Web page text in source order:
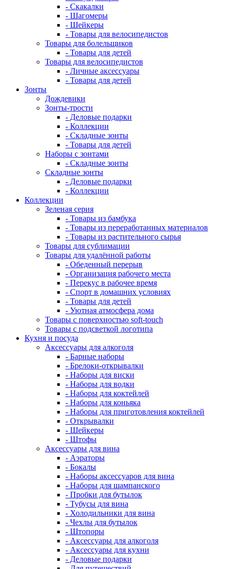
- Скакалки
- Шагомеры
- Шейкеры
- Товары для велосипедистов
Товары для болельщиков
- Товары для детей
Товары для велосипедистов
- Личные аксессуары
- Товары для детей
Зонты
Дождевики
Зонты-трости
- Деловые подарки
- Коллекции
- Складные зонты
- Товары для детей
Наборы с зонтами
- Складные зонты
Складные зонты
- Деловые подарки
- Коллекции
Коллекции
Зеленая серия
- Товары из бамбука
- Товары из переработанных материалов
- Товары из растительного сырья
Товары для сублимации
Товары для удалённой работы
- Обеденный перерыв
- Организация рабочего места
- Перекус в рабочее время
- Спорт в домашних условиях
- Товары для детей
- Уютная атмосфера дома
Товары с поверхностью soft-touch
Товары с подсветкой логотипа
Кухня и посуда
Аксессуары для алкоголя
- Барные наборы
- Брелоки-открывалки
- Наборы для виски
- Наборы для водки
- Наборы для коктейлей
- Наборы для коньяка
- Наборы для приготовления коктейлей
- Открывалки
- Шейкеры
- Штофы
Аксессуары для вина
- Аэраторы
- Бокалы
- Наборы аксессуаров для вина
- Наборы для шампанского
- Пробки для бутылок
- Тубусы для вина
- Холодильники для вина
- Чехлы для бутылок
- Штопоры
- Аксессуары для алкоголя
- Аксессуары для кухни
- Деловые подарки